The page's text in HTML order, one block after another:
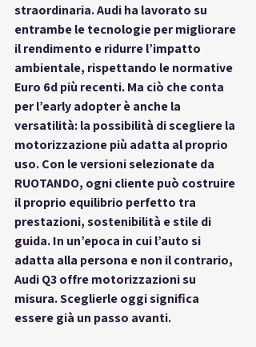
straordinaria. Audi ha lavorato su
entrambe le tecnologie per migliorare
il rendimento e ridurre l’impatto
ambientale, rispettando le normative
Euro 6d più recenti. Ma ciò che conta
per l’early adopter è anche la
versatilità: la possibilità di scegliere la
motorizzazione più adatta al proprio
uso. Con le versioni selezionate da
RUOTANDO, ogni cliente può costruire
il proprio equilibrio perfetto tra
prestazioni, sostenibilità e stile di
guida. In un’epoca in cui l’auto si
adatta alla persona e non il contrario,
Audi Q3 offre motorizzazioni su
misura. Sceglierle oggi significa
essere già un passo avanti.